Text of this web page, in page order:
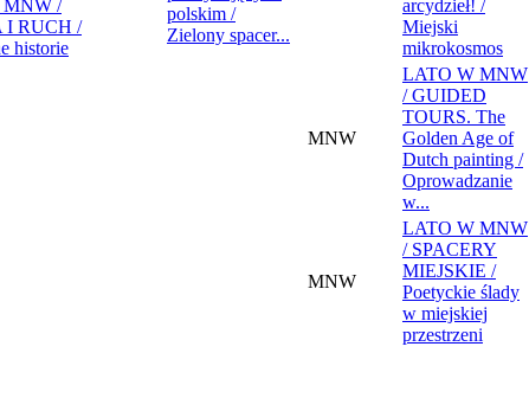
/
I RUCH /
historie
polskim /
Zielony spacer...
arcydzieł! /
Miejski
mikrokosmos
MNW
LATO W MNW
/ GUIDED
TOURS. The
Golden Age of
Dutch painting /
Oprowadzanie
w...
MNW
LATO W MNW
/ SPACERY
MIEJSKIE /
Poetyckie ślady
w miejskiej
przestrzeni